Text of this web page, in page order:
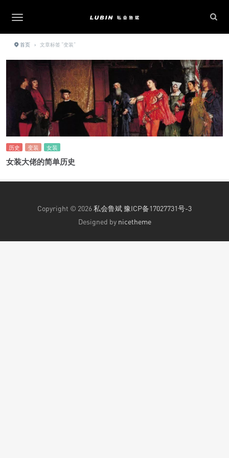
首页 › 文章标签 "变装"
历史 变装 女装
女装大佬的简单历史
Copyright © 2026私会鲁斌豫ICP备17027731号-3
Designed by nicetheme